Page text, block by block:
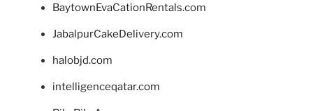
BaytownEvaCationRentals.com
JabalpurCakeDelivery.com
halobjd.com
intelligenceqatar.com